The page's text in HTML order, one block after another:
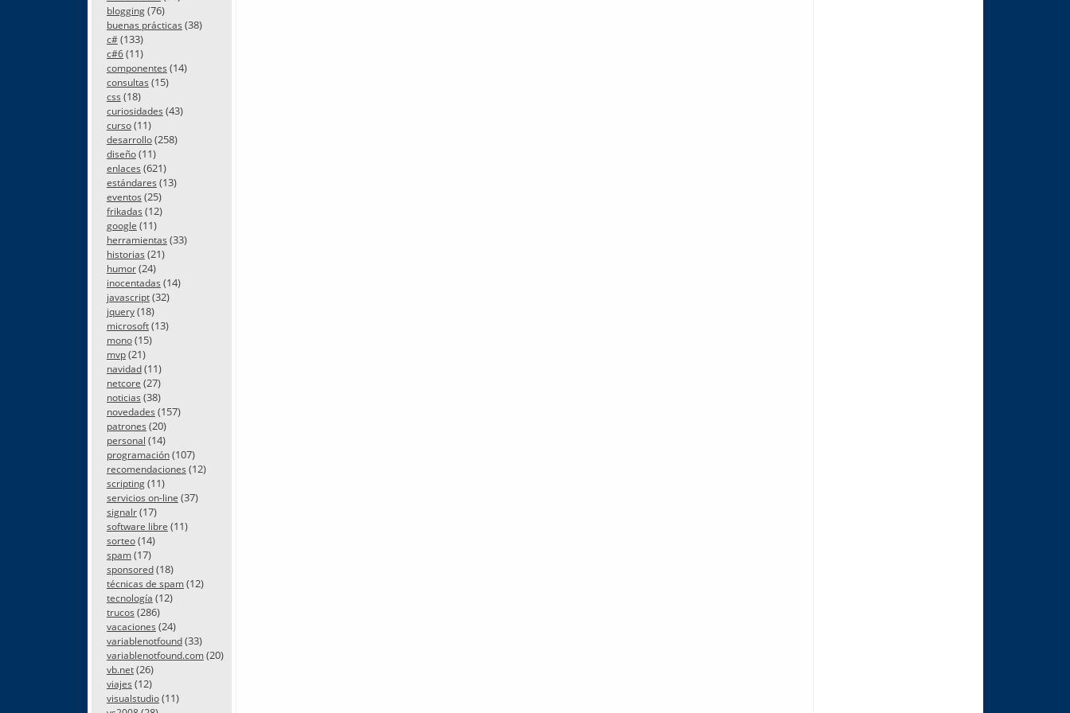
blogging(76)
buenas prácticas (38)
c#(133)
c#6(11)
componentes (14)
consultas (15)
css (18)
curiosidades (43)
curso(11)
desarrollo(258)
diseño(11)
enlaces (621)
estándares (13)
eventos (25)
frikadas (12)
google (11)
herramientas (33)
historias (21)
humor(24)
inocentadas (14)
javascript(32)
jquery(18)
microsoft(13)
mono(15)
mvp(21)
navidad(11)
netcore (27)
noticias (38)
novedades (157)
patrones (20)
personal (14)
programación(107)
recomendaciones (12)
scripting(11)
servicios on-line (37)
signalr(17)
software libre (11)
sorteo(14)
spam(17)
sponsored(18)
técnicas de spam(12)
tecnología (12)
trucos (286)
vacaciones (24)
variablenotfound(33)
variablenotfound.com(20)
vb.net(26)
viajes (12)
visualstudio(11)